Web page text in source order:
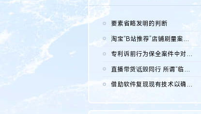
要素省略发明的判断
淘宝“B站推荐”店铺刷量案维持原判，两被告连带赔偿150万元
专利诉前行为保全案件中对仿制药申请人曾作出三类声明的考量及违...
直播带货诋毁同行 所谓“临场发挥”不免责
借助软件复现现有技术以确认相关参数特征是否被公开